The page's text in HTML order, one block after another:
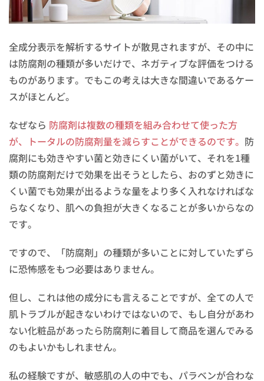
全成分表示を解析するサイトが散見されますが、その中に
は防腐剤の種類が多いだけで、ネガティブな評価をつける
ものがあります。でもこの考えは大きな間違いであるケー
スがほとんど。
なぜなら 防腐剤は複数の種類を組み合わせて使った方
が、トータルの防腐剤量を減らすことができるのです。 防
腐剤にも効きやすい菌と効きにくい菌がいて、それを1種
類の防腐剤だけで効果を出そうとしたら、おのずと効きに
くい菌でも効果が出るような量をより多く入れなければな
らなくなり、肌への負担が大きくなることが多いからなの
です。
ですので、「防腐剤」の種類が多いことに対していたずら
に恐怖感をもつ必要はありません。
但し、これは他の成分にも言えることですが、全ての人で
肌トラブルが起きないわけではないので、もし自分があわ
ない化粧品があったら防腐剤に着目して商品を選んでみる
のもよいかもしれません。
私の経験ですが、敏感肌の人の中でも、パラベンが合わな